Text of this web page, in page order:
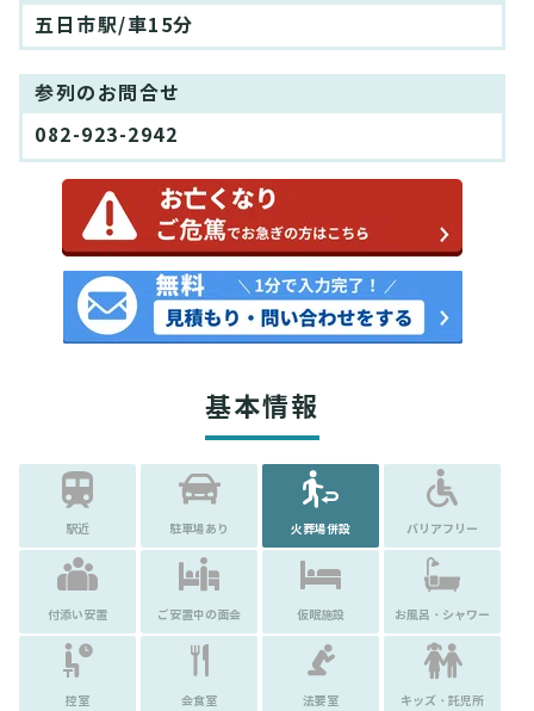
五日市駅/車15分
参列のお問合せ
082-923-2942
基本情報
駅近 駐車場あり 火葬場併設 バリアフリー
付添い安置 ご安置中の面会 仮眠施設 お風呂・シャワー
控室 会食室 法要室 キッズ・託児所